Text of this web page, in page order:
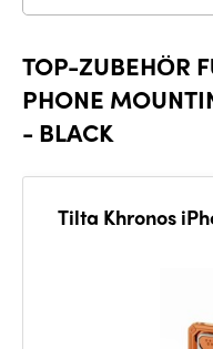
TOP-ZUBEHÖR
PHONE
- BLACK
Tilta Khronos